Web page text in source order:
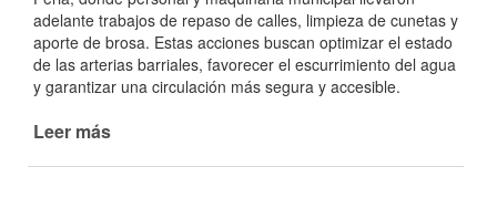
adelante trabajos de repaso de calles, limpieza de cunetas y
aporte de brosa. Estas acciones buscan optimizar el estado
de las arterias barriales, favorecer el escurrimiento del agua
y garantizar una circulación más segura y accesible.
Leer más